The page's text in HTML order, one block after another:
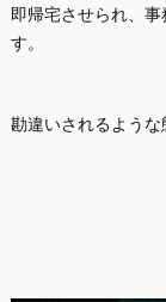
即帰宅させられ、
す。
勘違いされるような